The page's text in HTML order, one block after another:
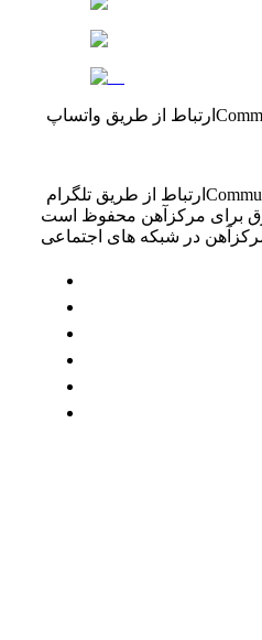
ارتباط از طریق واتساپ
ارتباط از طریق تلگرام
برای مرکزآهن محفوظ است
در شبکه های اجتماعی